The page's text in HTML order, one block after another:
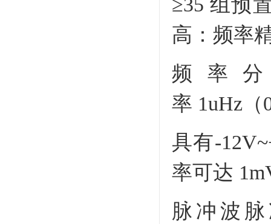
高：频率
频率
率 1uHz（
具有-
率可达
脉冲波